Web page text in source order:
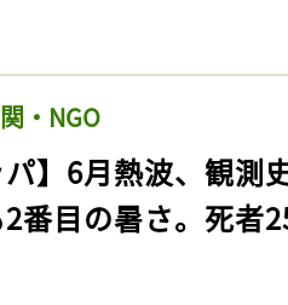
・NGO
パ】6月熱波、観
番目の暑さ。死者